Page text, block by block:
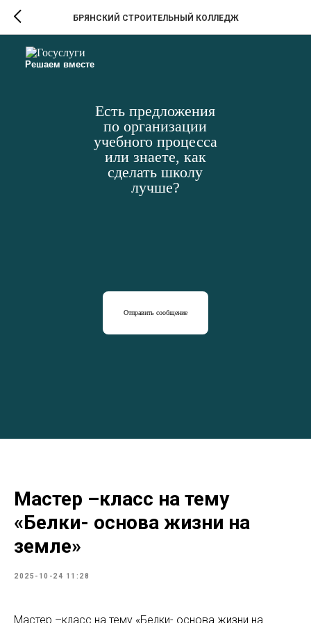
Решаем вместе
Есть предложения
по организации
учебного процесса
или знаете, как
сделать школу
лучше?
Отправить сообщение
БРЯНСКИЙ СТРОИТЕЛЬНЫЙ КОЛЛЕДЖ
Мастер –класс на тему
«Белки- основа жизни на
земле»
2025-10-24 11:28
Мастер –класс на тему «Белки- основа жизни на